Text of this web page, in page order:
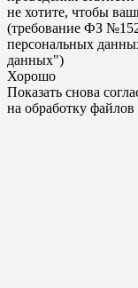
не хотите, чтобы
(требование ФЗ
персональных
данных")
Хорошо
Показать снова
на обработку файлов